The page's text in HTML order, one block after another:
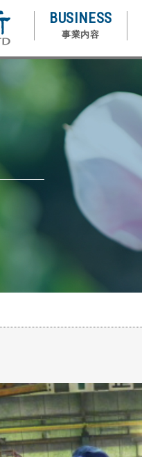
BUSINESS
事業内容